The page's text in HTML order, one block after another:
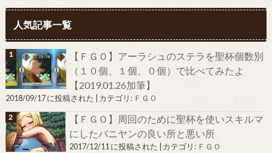
人気記事一覧
【ＦＧＯ】アーラシュのステラを聖杯個数別
（１０個、１個、０個）で比べてみたよ
【2019.01.26加筆】
2018/09/17 に投稿された カテゴリ: ＦＧＯ
【ＦＧＯ】周回のために聖杯を使いスキルマ
にしたバニヤンの良い所と悪い所
2017/12/11 に投稿された カテゴリ: ＦＧＯ